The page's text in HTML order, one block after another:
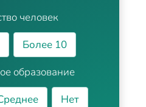
человек
Более 10
образование
Нет